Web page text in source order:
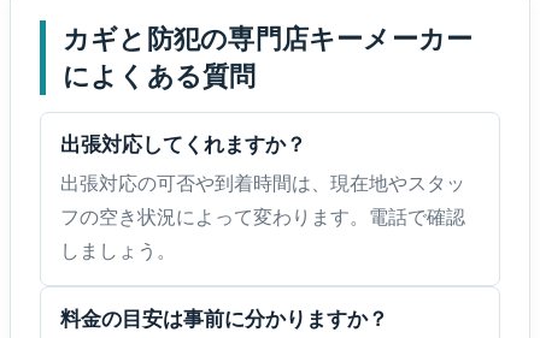
カギと防犯の専門店キーメーカー
によくある質問
出張対応してくれますか？
出張対応の可否や到着時間は、現在地やスタッ
フの空き状況によって変わります。電話で確認
しましょう。
料金の目安は事前に分かりますか？